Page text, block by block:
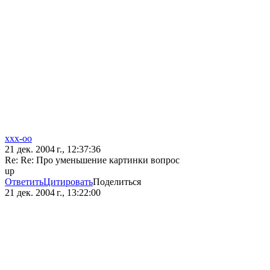
xxx-oo
21 дек. 2004 г., 12:37:36
Re: Re: Про уменьшение картинки вопрос
up
ОтветитьЦитироватьПоделиться
21 дек. 2004 г., 13:22:00